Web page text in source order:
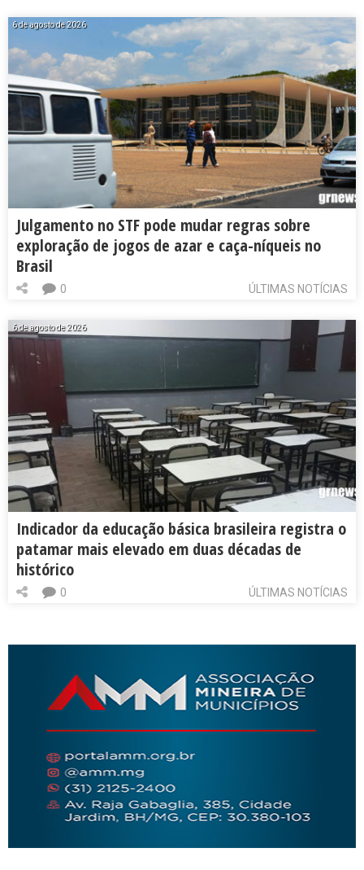
6 de agosto de 2026
Julgamento no STF pode mudar regras sobre
exploração de jogos de azar e caça-níqueis no
Brasil
ÚLTIMAS NOTÍCIAS
0
6 de agosto de 2026
Indicador da educação básica brasileira registra o
patamar mais elevado em duas décadas de
histórico
ÚLTIMAS NOTÍCIAS
0